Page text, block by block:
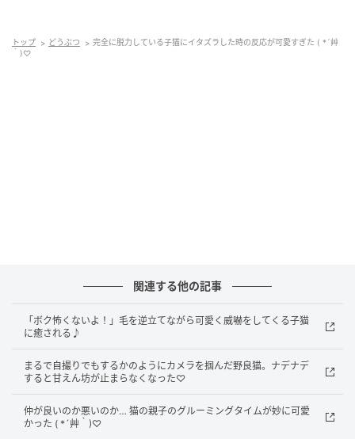
次の記事
箱入り子猫が愛らしい顔で見上げてきた♪ ハ
イテンションで遊んだ後の寝落ち姿が可愛す
ぎる♡
の記事をもっとみる
トップ どうぶつ
完全に脱力している子猫にイタズラした時の反応が可愛すぎた ( *´艸
｀)♡
関連する他の記事
「ボク怖くないよ！」毛を逆立てながら可愛く威嚇をしてくる子猫
に癒される♪
まるで自撮りでもするかのようにカメラを掴んだ野良猫。ナデナデ
すると甘えん坊が止まらなくなった♡
仲が良いのか悪いのか… 猫の親子のグルーミングタイムが妙に可愛
かった ( *´艸｀)♡